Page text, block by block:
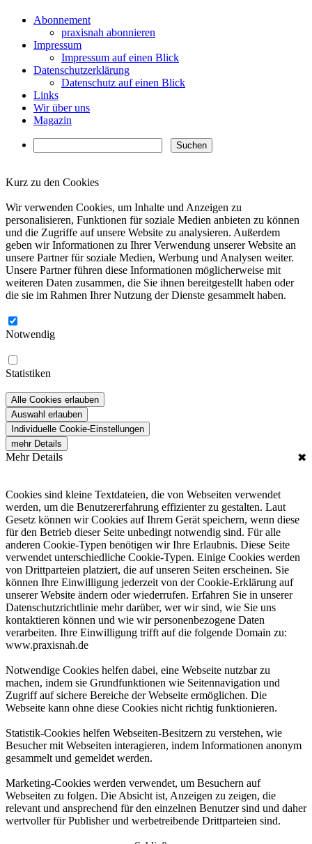
Abonnement
praxisnah abonnieren
Impressum
Impressum auf einen Blick
Datenschutzerklärung
Datenschutz auf einen Blick
Links
Wir über uns
Magazin
Kurz zu den Cookies
Wir verwenden Cookies, um Inhalte und Anzeigen zu
personalisieren, Funktionen für soziale Medien anbieten zu können
und die Zugriffe auf unsere Website zu analysieren. Außerdem
geben wir Informationen zu Ihrer Verwendung unserer Website an
unsere Partner für soziale Medien, Werbung und Analysen weiter.
Unsere Partner führen diese Informationen möglicherweise mit
weiteren Daten zusammen, die Sie ihnen bereitgestellt haben oder
die sie im Rahmen Ihrer Nutzung der Dienste gesammelt haben.
Notwendig
Statistiken
Alle Cookies erlauben
Auswahl erlauben
Individuelle Cookie-Einstellungen
mehr Details
Mehr Details ✖
Cookies sind kleine Textdateien, die von Webseiten verwendet
werden, um die Benutzererfahrung effizienter zu gestalten. Laut
Gesetz können wir Cookies auf Ihrem Gerät speichern, wenn diese
für den Betrieb dieser Seite unbedingt notwendig sind. Für alle
anderen Cookie-Typen benötigen wir Ihre Erlaubnis. Diese Seite
verwendet unterschiedliche Cookie-Typen. Einige Cookies werden
von Drittparteien platziert, die auf unseren Seiten erscheinen. Sie
können Ihre Einwilligung jederzeit von der Cookie-Erklärung auf
unserer Website ändern oder wiederrufen. Erfahren Sie in unserer
Datenschutzrichtlinie mehr darüber, wer wir sind, wie Sie uns
kontaktieren können und wie wir personenbezogene Daten
verarbeiten. Ihre Einwilligung trifft auf die folgende Domain zu:
www.praxisnah.de
Notwendige Cookies helfen dabei, eine Webseite nutzbar zu
machen, indem sie Grundfunktionen wie Seitennavigation und
Zugriff auf sichere Bereiche der Webseite ermöglichen. Die
Webseite kann ohne diese Cookies nicht richtig funktionieren.
Statistik-Cookies helfen Webseiten-Besitzern zu verstehen, wie
Besucher mit Webseiten interagieren, indem Informationen anonym
gesammelt und gemeldet werden.
Marketing-Cookies werden verwendet, um Besuchern auf
Webseiten zu folgen. Die Absicht ist, Anzeigen zu zeigen, die
relevant und ansprechend für den einzelnen Benutzer sind und daher
wertvoller für Publisher und werbetreibende Drittparteien sind.